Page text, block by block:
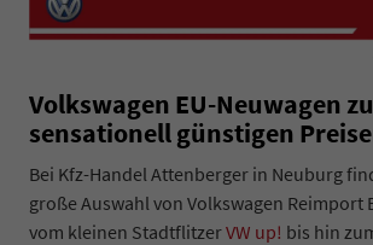
Volkswagen EU-Neuwagen zu
sensationell günstigen
Bei Kfz-Handel Attenberger in Neuburg
große Auswahl von Volkswagen Reimport
vom kleinen StadtflitzerVW up! bis hin